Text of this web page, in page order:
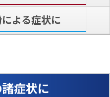
よる症状に
症状に